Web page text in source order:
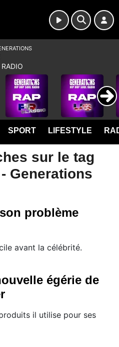
SPORT LIFESTYLE
sur le tag
Generations
problème
avant la célébrité.
égérie de
il utilise pour ses